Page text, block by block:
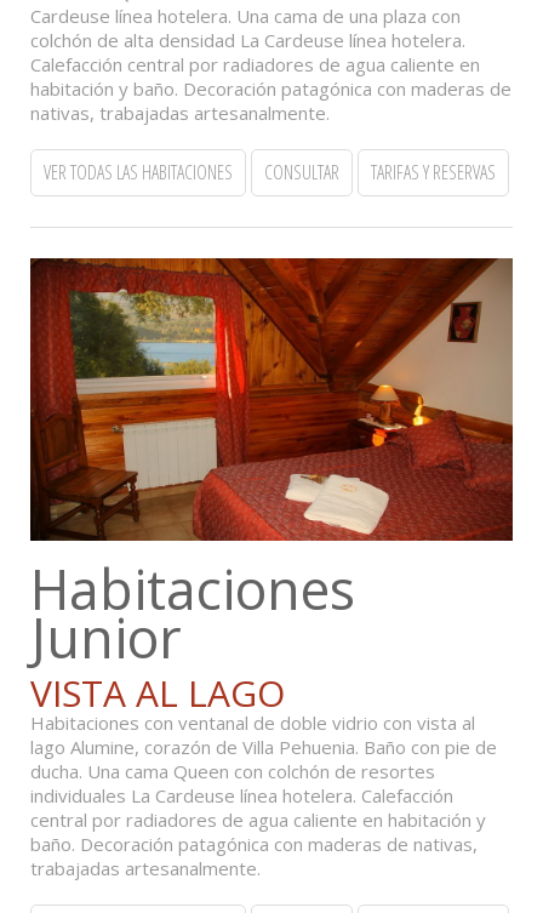
Cardeuse línea hotelera. Una cama de una plaza con
colchón de alta densidad La Cardeuse línea hotelera.
Calefacción central por radiadores de agua caliente en
habitación y baño. Decoración patagónica con maderas de
nativas, trabajadas artesanalmente.
VER TODAS LAS HABITACIONES CONSULTAR TARIFAS Y RESERVAS
Habitaciones
Junior
VISTA AL LAGO
Habitaciones con ventanal de doble vidrio con vista al
lago Alumine, corazón de Villa Pehuenia. Baño con pie de
ducha. Una cama Queen con colchón de resortes
individuales La Cardeuse línea hotelera. Calefacción
central por radiadores de agua caliente en habitación y
baño. Decoración patagónica con maderas de nativas,
trabajadas artesanalmente.